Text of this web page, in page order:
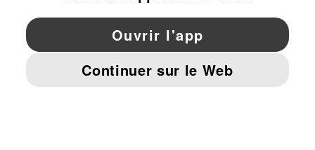
YouTube Twitter Pinterest
MENTIONS ET DONNÉES LÉGALES